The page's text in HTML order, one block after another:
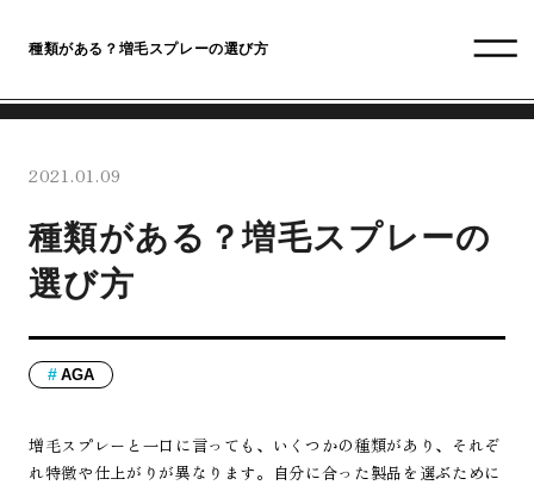
種類がある？増毛スプレーの選び方
2021.01.09
種類がある？増毛スプレーの
選び方
AGA
増毛スプレーと一口に言っても、いくつかの種類があり、それぞ
れ特徴や仕上がりが異なります。自分に合った製品を選ぶために